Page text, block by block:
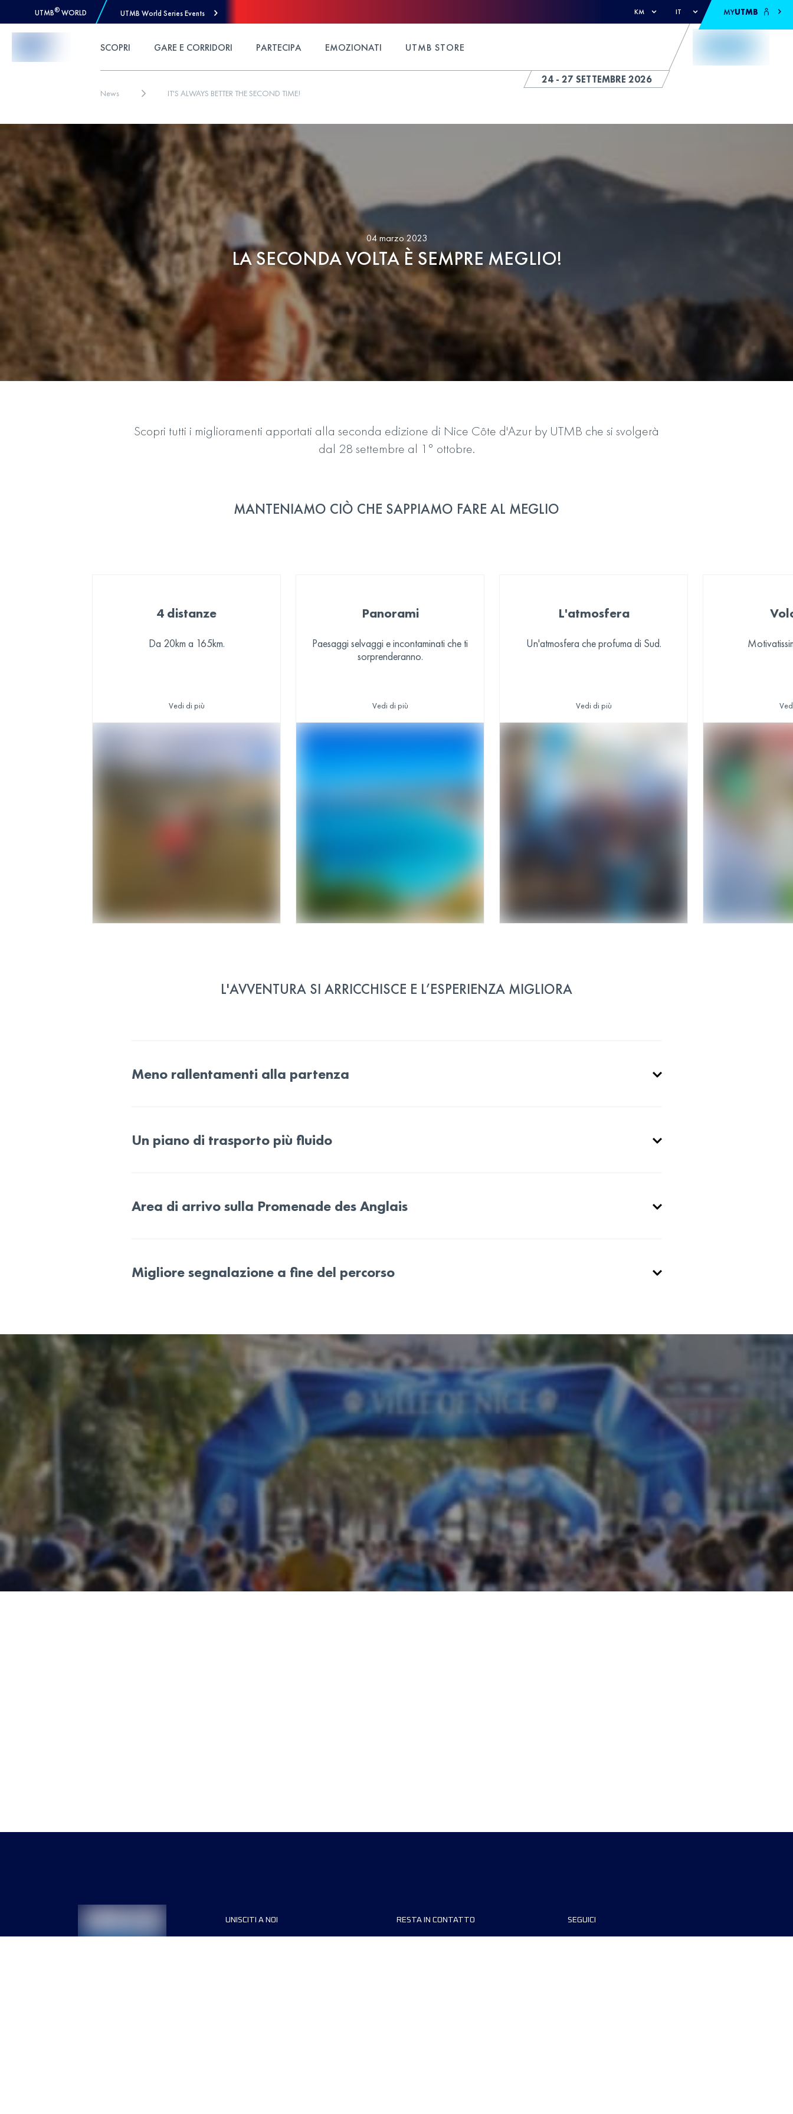
UTMB® WORLD UTMB World Series Events KM IT MYUTMB
24 - 27 SETTEMBRE 2026
SCOPRI GARE E CORRIDORI PARTECIPA EMOZIONATI UTMB STORE
News IT'S ALWAYS BETTER THE SECOND TIME!
04 marzo 2023
LA SECONDA VOLTA È SEMPRE MEGLIO!
Scopri tutti i miglioramenti apportati alla seconda edizione di Nice Côte d'Azur by UTMB che si svolgerà
dal 28 settembre al 1° ottobre.
MANTENIAMO CIÒ CHE SAPPIAMO FARE AL MEGLIO
4 distanze
Da 20km a 165km.
Vedi di più
Panorami
Paesaggi selvaggi e incontaminati che ti
sorprenderanno.
Vedi di più
L'atmosfera
Un'atmosfera che profuma di Sud.
Vedi di più
L'AVVENTURA SI ARRICCHISCE E L’ESPERIENZA MIGLIORA
Meno rallentamenti alla partenza
Un piano di trasporto più fluido
Area di arrivo sulla Promenade des Anglais
Migliore segnalazione a fine del percorso
UNISCITI A NOI RESTA IN CONTATTO SEGUICI